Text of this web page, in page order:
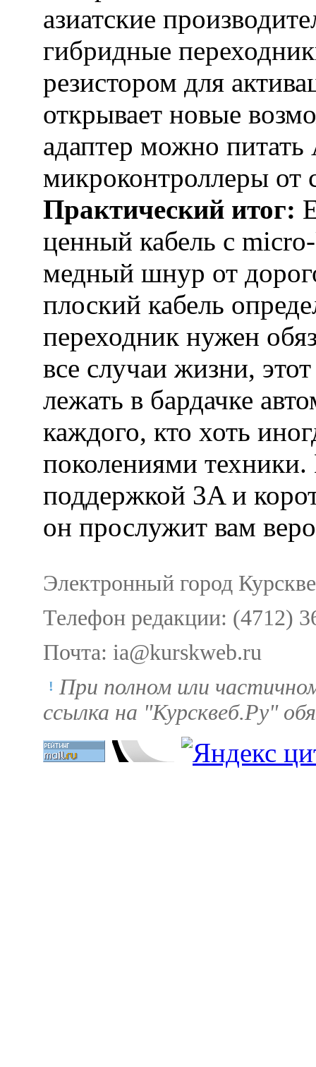
азиатские
гибридные
резистором для
открывает новые
адаптер можно
микроконтроллеры от
Практический итог:
ценный кабель с
медный шнур от
плоский кабель
переходник нужен
все случаи жизни,
лежать в бардачке
каждого, кто хоть
поколениями
поддержкой 3A и
он прослужит вам
Электронный город
Телефон редакции: (4712)
Почта: ia@kurskweb.ru
При полном или
ссылка на "Курсквеб.Ру"